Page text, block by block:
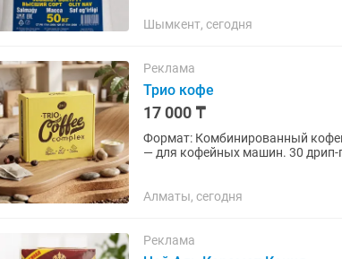
Шымкент, сегодня
Реклама
Трио кофе
17 000 ₸
Формат: Комбинированный кофейный комплекс «3 в 1».
— для кофейных машин. 30 дрип-пакетов / чайных пакетиков (30 bags) — для заваривания в
Алматы, сегодня
Реклама